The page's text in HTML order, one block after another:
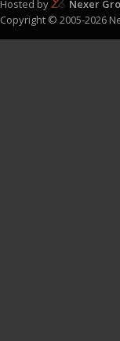
Hosted by Nexer
Copyright © 2005-2026